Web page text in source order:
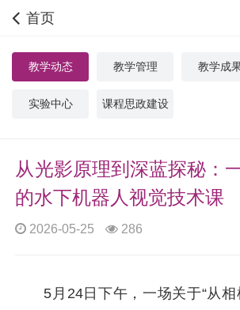
首页
教学动态 教学管理 教学成
实验中心 课程思政建设
从光影原理到深蓝探秘：
的水下机器人视觉技术课
2026-05-25 286
5月24日下午，一场关于“从